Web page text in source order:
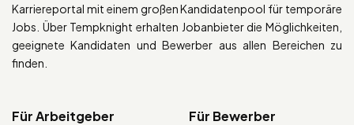
Karriereportal mit einem großen Kandidatenpool für temporäre
Jobs. Über Tempknight erhalten Jobanbieter die Möglichkeiten,
geeignete Kandidaten und Bewerber aus allen Bereichen zu
finden.
Für Arbeitgeber Für Bewerber